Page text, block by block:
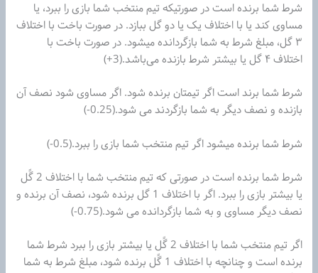
شرط شما برنده است در صورتیکه تیم‌ منتخب شما بازی را ببرد، یا
مساوی کند یا با اختلاف یک یا دو گل ببازد. در صورت باخت با اختلاف
۳ گل، مبلغ شرط به شما بازگردانده میشود. در صورت باخت با
اختلاف ۴ گل یا بیشتر شرط بازنده می‌باشد.(3+)
شرط شما برند است اگر تیمتان برنده شود. اگر مساوی شود نصف آن
بازنده و نصف دیگر به شما بازگردند می شود.(0.25-)
شرط شما برنده میشود اگر تیم منتخب شما بازی را ببرد.(0.5-)
شرط شما برنده است در صورتی‌ که تیم‌ منتخب شما با اختلاف 2 گًل
یا بیشتر بازی را ببرد. اگر با اختلاف 1 گل برنده شود، نصف آن برنده و
نصف دیگر مساوی و به شما بازگردانده می شود.(0.75-)
اگر تیم‌ منتخب شما با اختلاف 2 گًل یا بیشتر بازی را ببرد شرط شما
برنده است و چنانچه با اختلاف 1 گًل برنده شود، مبلغ شرط به شما